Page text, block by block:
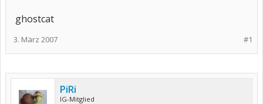
ghostcat
#1
3. März 2007
PiRi
IG-Mitglied